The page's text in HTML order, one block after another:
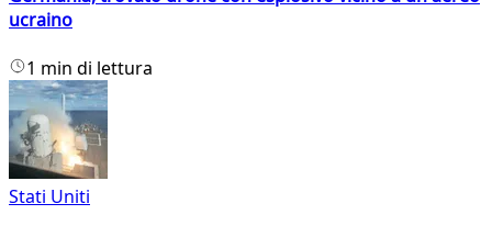
ucraino
1 min di lettura
Stati Uniti